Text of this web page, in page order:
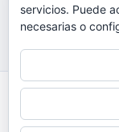
Política
©
servicios. Puede
necesarias o